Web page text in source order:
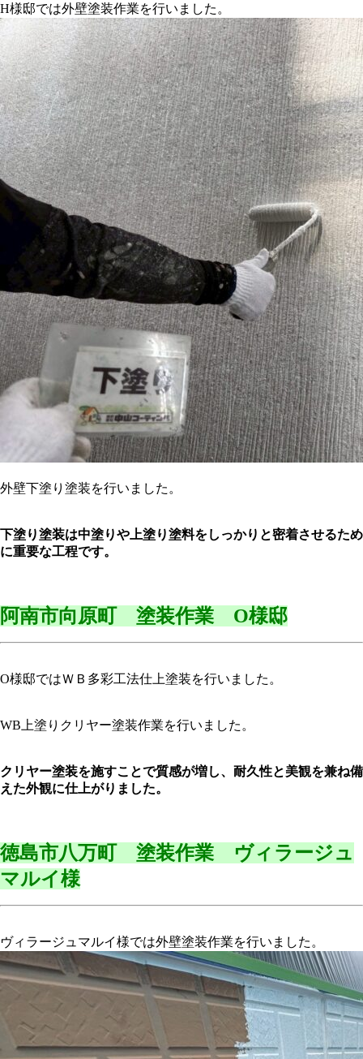
H様邸では外壁塗装作業を行いました。
外壁下塗り塗装を行いました。
下塗り塗装は中塗りや上塗り塗料をしっかりと密着させるため
に重要な工程です。
阿南市向原町 塗装作業 O様邸
O様邸ではＷＢ多彩工法仕上塗装を行いました。
WB上塗りクリヤー塗装作業を行いました。
クリヤー塗装を施すことで質感が増し、耐久性と美観を兼ね備
えた外観に仕上がりました。
徳島市八万町 塗装作業 ヴィラージュ
マルイ様
ヴィラージュマルイ様では外壁塗装作業を行いました。